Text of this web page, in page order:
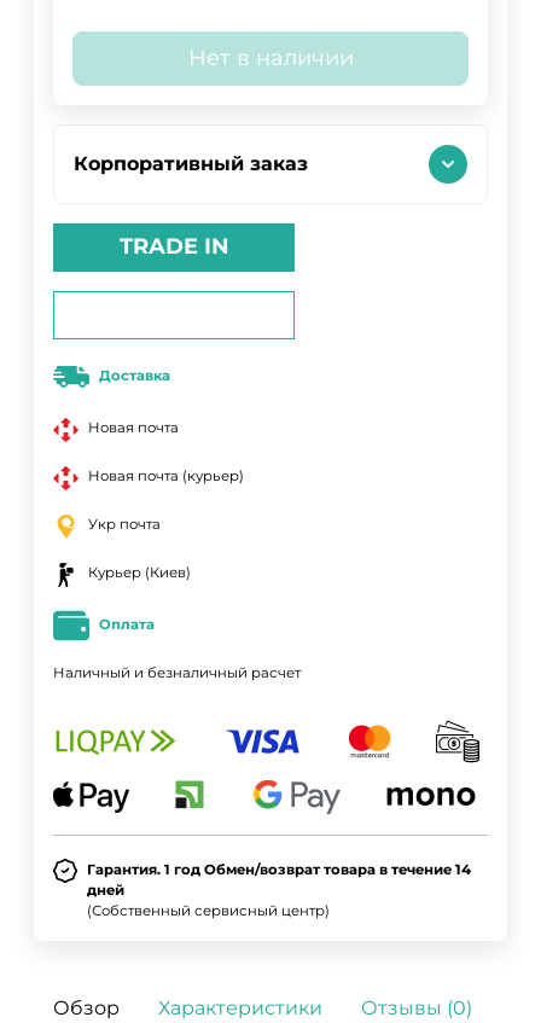
Нет в наличии
Корпоративный заказ
TRADE IN
Доставка
Новая почта
Новая почта (курьер)
Укр почта
Курьер (Киев)
Оплата
Наличный и безналичный расчет
Гарантия. 1 год Обмен/возврат товара в течение 14
дней
(Собственный сервисный центр)
Обзор Характеристики Отзывы (0)